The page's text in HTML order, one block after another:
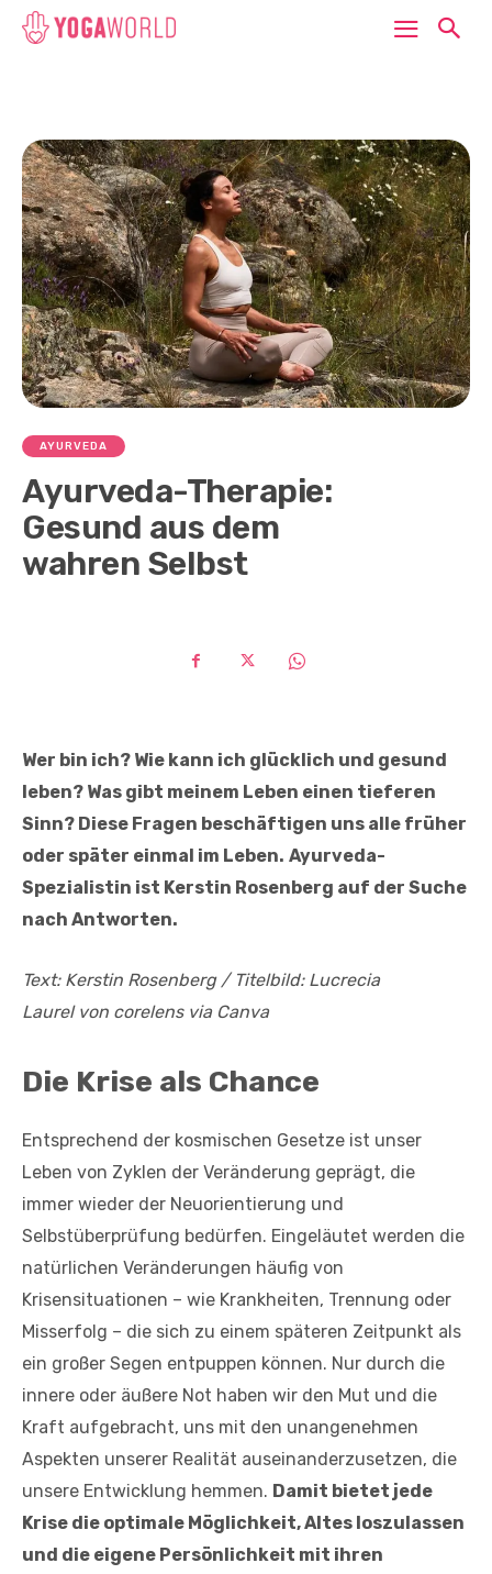
AYURVEDA
Ayurveda-Therapie:
Gesund aus dem
wahren Selbst
Wer bin ich? Wie kann ich glücklich und gesund
leben? Was gibt meinem Leben einen tieferen
Sinn? Diese Fragen beschäftigen uns alle früher
oder später einmal im Leben. Ayurveda-
Spezialistin ist Kerstin Rosenberg auf der Suche
nach Antworten.
Text: Kerstin Rosenberg / Titelbild: Lucrecia
Laurel von corelens via Canva
Die Krise als Chance
Entsprechend der kosmischen Gesetze ist unser
Leben von Zyklen der Veränderung geprägt, die
immer wieder der Neuorientierung und
Selbstüberprüfung bedürfen. Eingeläutet werden die
natürlichen Veränderungen häufig von
Krisensituationen – wie Krankheiten, Trennung oder
Misserfolg – die sich zu einem späteren Zeitpunkt als
ein großer Segen entpuppen können. Nur durch die
innere oder äußere Not haben wir den Mut und die
Kraft aufgebracht, uns mit den unangenehmen
Aspekten unserer Realität auseinanderzusetzen, die
unsere Entwicklung hemmen. Damit bietet jede
Krise die optimale Möglichkeit, Altes loszulassen
und die eigene Persönlichkeit mit ihren